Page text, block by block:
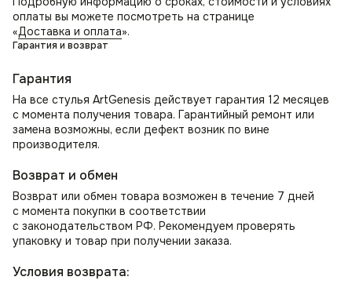
Организуйте удобное место для отдыха и бесед
с помощью стула в гостиную; зал или прихожую как
элемент декора и место ожидания.
Мягкие кресла для спальни
Как стулья для спальни могут стать местом для
утреннего просмотра новостей или использоваться как
стул для туалетного столика.
Стул для школьника или студента
В комнате школьника создаст уютную атмосферу для
учебы и занятий. Для студента станет идеальным местом
для работы над проектами.
оплаты вы можете посмотреть на странице
«Доставка и оплата».
Гарантия и возврат
Гарантия
На все стулья ArtGenesis действует гарантия 12 месяцев
с момента получения товара. Гарантийный ремонт или
замена возможны, если дефект возник по вине
производителя.
Возврат и обмен
Возврат или обмен товара возможен в течение 7 дней
с момента покупки в соответствии
с законодательством РФ. Рекомендуем проверять
упаковку и товар при получении заказа.
Условия возврата: